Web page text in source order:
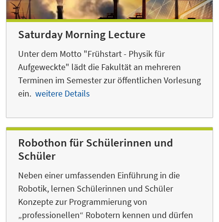
Saturday Morning Lecture
Unter dem Motto "Frühstart - Physik für
Aufgeweckte" lädt die Fakultät an mehreren
Terminen im Semester zur öffentlichen Vorlesung
ein. weitere Details
Robothon für Schülerinnen und
Schüler
Neben einer umfassenden Einführung in die
Robotik, lernen Schülerinnen und Schüler
Konzepte zur Programmierung von
„professionellen“ Robotern kennen und dürfen